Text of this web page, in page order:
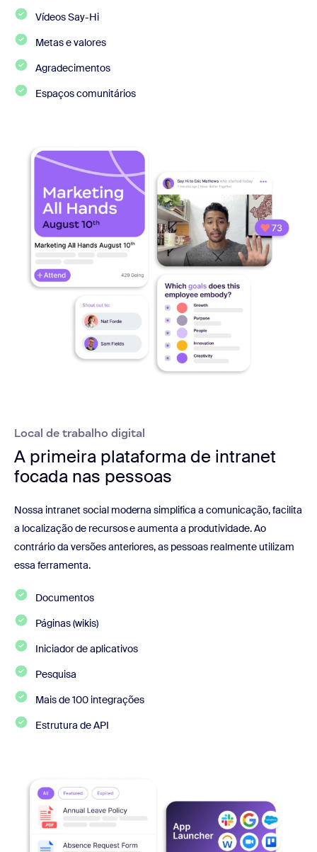
Vídeos Say-Hi
Metas e valores
Agradecimentos
Espaços comunitários
Local de trabalho digital
A primeira plataforma de intranet
focada nas pessoas
Nossa intranet social moderna simplifica a comunicação, facilita
a localização de recursos e aumenta a produtividade. Ao
contrário da versões anteriores, as pessoas realmente utilizam
essa ferramenta.
Documentos
Páginas (wikis)
Iniciador de aplicativos
Pesquisa
Mais de 100 integrações
Estrutura de API